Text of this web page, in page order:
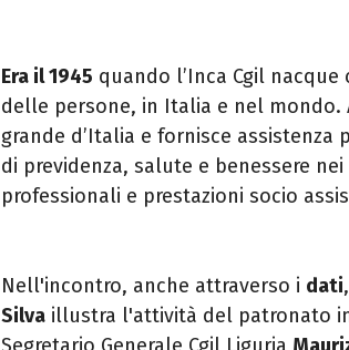
Era il 1945 quando l’Inca Cgil
delle persone, in Italia e nel mondo.
grande d’Italia e fornisce
di previdenza, salute e benessere
professionali e prestazioni socio
Nell'incontro, anche attraverso i dati
Silva illustra l'attività del patronato